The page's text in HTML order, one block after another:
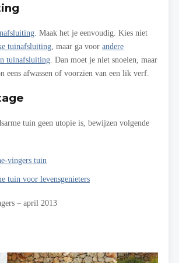
. Maak het je eenvoudig. Kies niet
tuinafsluiting , maar ga voor andere
tuinafsluiting . Dan moet je niet snoeien, maar
eens afwassen of voorzien van een lik verf.
tuin geen utopie is, bewijzen volgende
vingers tuin
tuin voor levensgenieters
– april 2013